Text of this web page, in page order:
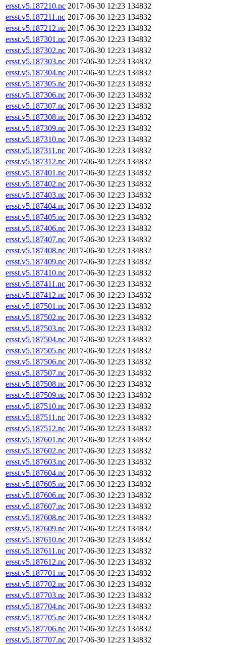
ersst.v5.187210.nc 2017-06-30 12:23 134832
ersst.v5.187211.nc 2017-06-30 12:23 134832
ersst.v5.187212.nc 2017-06-30 12:23 134832
ersst.v5.187301.nc 2017-06-30 12:23 134832
ersst.v5.187302.nc 2017-06-30 12:23 134832
ersst.v5.187303.nc 2017-06-30 12:23 134832
ersst.v5.187304.nc 2017-06-30 12:23 134832
ersst.v5.187305.nc 2017-06-30 12:23 134832
ersst.v5.187306.nc 2017-06-30 12:23 134832
ersst.v5.187307.nc 2017-06-30 12:23 134832
ersst.v5.187308.nc 2017-06-30 12:23 134832
ersst.v5.187309.nc 2017-06-30 12:23 134832
ersst.v5.187310.nc 2017-06-30 12:23 134832
ersst.v5.187311.nc 2017-06-30 12:23 134832
ersst.v5.187312.nc 2017-06-30 12:23 134832
ersst.v5.187401.nc 2017-06-30 12:23 134832
ersst.v5.187402.nc 2017-06-30 12:23 134832
ersst.v5.187403.nc 2017-06-30 12:23 134832
ersst.v5.187404.nc 2017-06-30 12:23 134832
ersst.v5.187405.nc 2017-06-30 12:23 134832
ersst.v5.187406.nc 2017-06-30 12:23 134832
ersst.v5.187407.nc 2017-06-30 12:23 134832
ersst.v5.187408.nc 2017-06-30 12:23 134832
ersst.v5.187409.nc 2017-06-30 12:23 134832
ersst.v5.187410.nc 2017-06-30 12:23 134832
ersst.v5.187411.nc 2017-06-30 12:23 134832
ersst.v5.187412.nc 2017-06-30 12:23 134832
ersst.v5.187501.nc 2017-06-30 12:23 134832
ersst.v5.187502.nc 2017-06-30 12:23 134832
ersst.v5.187503.nc 2017-06-30 12:23 134832
ersst.v5.187504.nc 2017-06-30 12:23 134832
ersst.v5.187505.nc 2017-06-30 12:23 134832
ersst.v5.187506.nc 2017-06-30 12:23 134832
ersst.v5.187507.nc 2017-06-30 12:23 134832
ersst.v5.187508.nc 2017-06-30 12:23 134832
ersst.v5.187509.nc 2017-06-30 12:23 134832
ersst.v5.187510.nc 2017-06-30 12:23 134832
ersst.v5.187511.nc 2017-06-30 12:23 134832
ersst.v5.187512.nc 2017-06-30 12:23 134832
ersst.v5.187601.nc 2017-06-30 12:23 134832
ersst.v5.187602.nc 2017-06-30 12:23 134832
ersst.v5.187603.nc 2017-06-30 12:23 134832
ersst.v5.187604.nc 2017-06-30 12:23 134832
ersst.v5.187605.nc 2017-06-30 12:23 134832
ersst.v5.187606.nc 2017-06-30 12:23 134832
ersst.v5.187607.nc 2017-06-30 12:23 134832
ersst.v5.187608.nc 2017-06-30 12:23 134832
ersst.v5.187609.nc 2017-06-30 12:23 134832
ersst.v5.187610.nc 2017-06-30 12:23 134832
ersst.v5.187611.nc 2017-06-30 12:23 134832
ersst.v5.187612.nc 2017-06-30 12:23 134832
ersst.v5.187701.nc 2017-06-30 12:23 134832
ersst.v5.187702.nc 2017-06-30 12:23 134832
ersst.v5.187703.nc 2017-06-30 12:23 134832
ersst.v5.187704.nc 2017-06-30 12:23 134832
ersst.v5.187705.nc 2017-06-30 12:23 134832
ersst.v5.187706.nc 2017-06-30 12:23 134832
ersst.v5.187707.nc 2017-06-30 12:23 134832